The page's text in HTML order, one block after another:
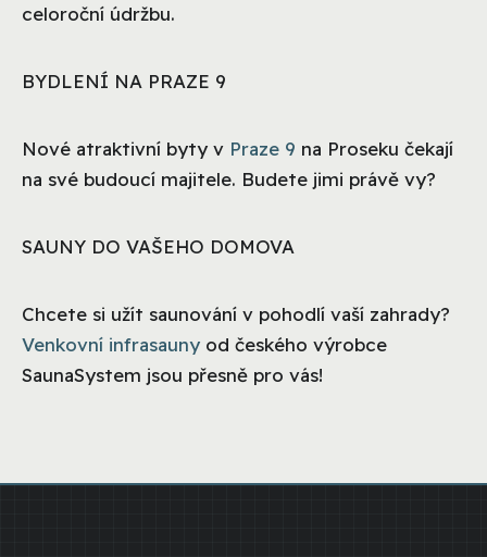
celoroční údržbu.
BYDLENÍ NA PRAZE 9
Nové atraktivní byty v Praze 9 na Proseku čekají
na své budoucí majitele. Budete jimi právě vy?
SAUNY DO VAŠEHO DOMOVA
Chcete si užít saunování v pohodlí vaší zahrady?
Venkovní infrasauny od českého výrobce
SaunaSystem jsou přesně pro vás!